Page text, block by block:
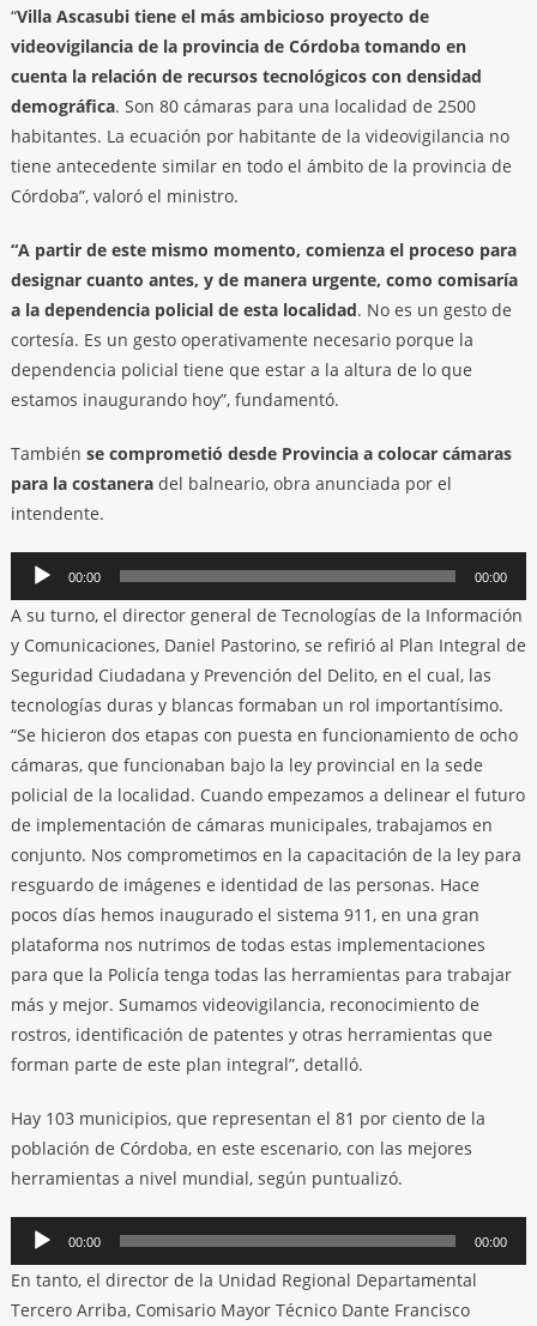
“Villa Ascasubi tiene el más ambicioso proyecto de
videovigilancia de la provincia de Córdoba tomando en
cuenta la relación de recursos tecnológicos con densidad
demográfica. Son 80 cámaras para una localidad de 2500
habitantes. La ecuación por habitante de la videovigilancia no
tiene antecedente similar en todo el ámbito de la provincia de
Córdoba”, valoró el ministro.
“A partir de este mismo momento, comienza el proceso para
designar cuanto antes, y de manera urgente, como comisaría
a la dependencia policial de esta localidad. No es un gesto de
cortesía. Es un gesto operativamente necesario porque la
dependencia policial tiene que estar a la altura de lo que
estamos inaugurando hoy”, fundamentó.
También se comprometió desde Provincia a colocar cámaras
para la costaneradel balneario, obra anunciada por el
intendente.
Reproductor
de
audio
00:00 00:00
A su turno, el director general de Tecnologías de la Información
y Comunicaciones, Daniel Pastorino, se refirió al Plan Integral de
Seguridad Ciudadana y Prevención del Delito, en el cual, las
tecnologías duras y blancas formaban un rol importantísimo.
“Se hicieron dos etapas con puesta en funcionamiento de ocho
cámaras, que funcionaban bajo la ley provincial en la sede
policial de la localidad. Cuando empezamos a delinear el futuro
de implementación de cámaras municipales, trabajamos en
conjunto. Nos comprometimos en la capacitación de la ley para
resguardo de imágenes e identidad de las personas. Hace
pocos días hemos inaugurado el sistema 911, en una gran
plataforma nos nutrimos de todas estas implementaciones
para que la Policía tenga todas las herramientas para trabajar
más y mejor. Sumamos videovigilancia, reconocimiento de
rostros, identificación de patentes y otras herramientas que
forman parte de este plan integral”, detalló.
Hay 103 municipios, que representan el 81 por ciento de la
población de Córdoba, en este escenario, con las mejores
herramientas a nivel mundial, según puntualizó.
Reproductor
de
audio
00:00 00:00
En tanto, el director de la Unidad Regional Departamental
Tercero Arriba, Comisario Mayor Técnico Dante Francisco